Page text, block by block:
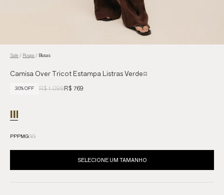
Sale / Roupa / Blusas
Camisa Over Tricot Estampa Listras Verde
30% OFF R$ 1.098R$ 769
PPPMGGG
SELECIONE UM TAMANHO